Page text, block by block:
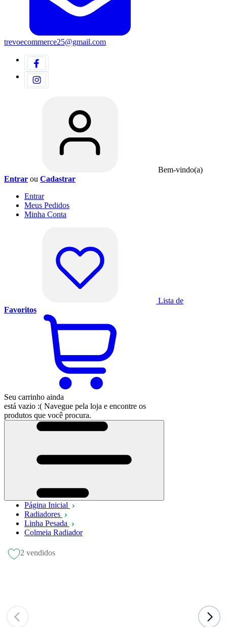
trevoecommerce25@gmail.com
Bem-vindo(a)
Entrar ou Cadastrar
Entrar
Meus Pedidos
Minha Conta
Lista de
Favoritos
Seu carrinho ainda
está vazio :( Navegue pela loja e encontre os
produtos que você procura.
Página Inicial
Radiadores
Linha Pesada
Colmeia Radiador
2 vendidos